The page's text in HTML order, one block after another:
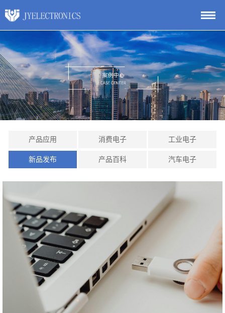
产品应用 消费电子 工业电子
新品发布 产品百科 汽车电子